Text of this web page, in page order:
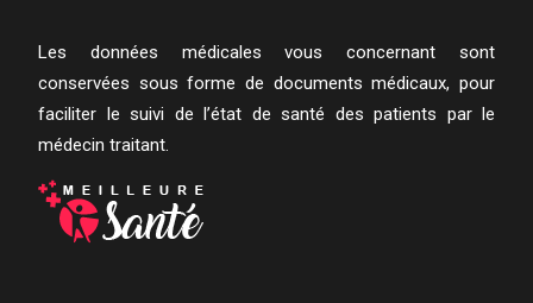
Les données médicales vous concernant sont
conservées sous forme de documents médicaux, pour
faciliter le suivi de l’état de santé des patients par le
médecin traitant.